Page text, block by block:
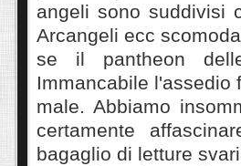
angeli sono suddivisi
Arcangeli ecc
se il pantheon
Immancabile l'assedio
male. Abbiamo
certamente
bagaglio di letture